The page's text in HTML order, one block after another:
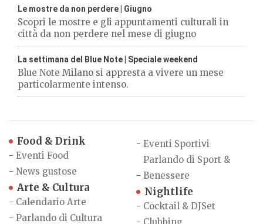
Le mostre da non perdere | Giugno
Scopri le mostre e gli appuntamenti culturali in
città da non perdere nel mese di giugno
La settimana del Blue Note | Speciale weekend
Blue Note Milano si appresta a vivere un mese
particolarmente intenso.
Food & Drink
- Eventi Food
- News gustose
Arte & Cultura
- Calendario Arte
- Parlando di Cultura
- Eventi Sportivi
-
Parlando di Sport &
Benessere
Nightlife
- Cocktail & DJSet